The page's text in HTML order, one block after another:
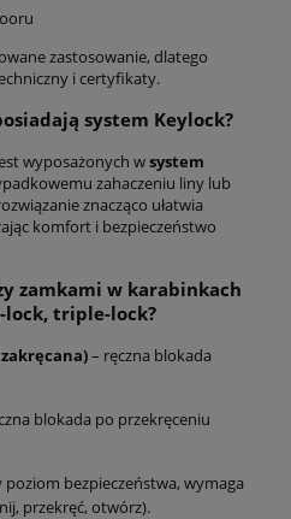
zastosowanie, dlatego
i certyfikaty.
system Keylock?
wyposażonych wsystem
zahaczeniu liny lub
znacząco ułatwia
komfort i bezpieczeństwo
zamkami w karabinkach
lock, triple-lock?
– ręczna blokada
blokada po przekręceniu
poziom bezpieczeństwa, wymaga
przekręć, otwórz).